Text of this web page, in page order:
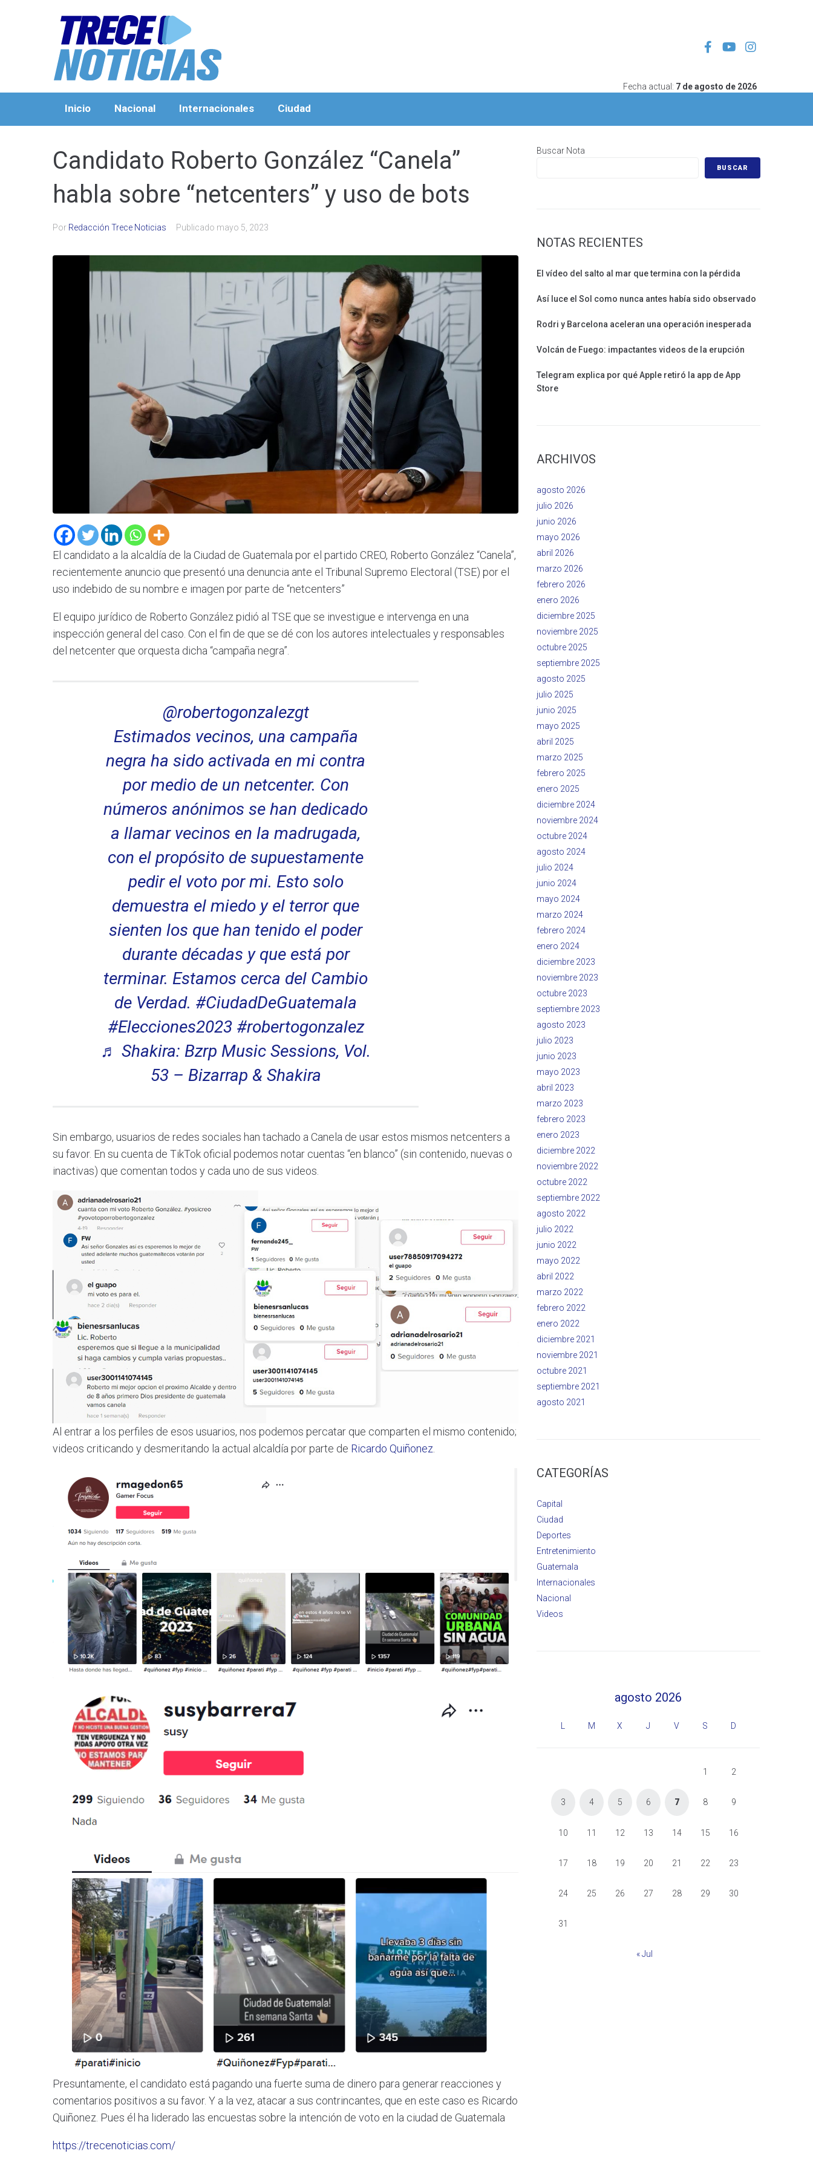
Fecha actual: 7 de agosto de 2026
Inicio Nacional Internacionales Ciudad
Candidato Roberto González “Canela”
habla sobre “netcenters” y uso de bots
Por Redacción Trece Noticias Publicado mayo 5, 2023
El candidato a la alcaldía de la Ciudad de Guatemala por el partido CREO, Roberto González “Canela”,
recientemente anuncio que presentó una denuncia ante el Tribunal Supremo Electoral (TSE) por el
uso indebido de su nombre e imagen por parte de “netcenters”
El equipo jurídico de Roberto González pidió al TSE que se investigue e intervenga en una
inspección general del caso. Con el fin de que se dé con los autores intelectuales y responsables
del netcenter que orquesta dicha “campaña negra”.
@robertogonzalezgt
Estimados vecinos, una campaña
negra ha sido activada en mi contra
por medio de un netcenter. Con
números anónimos se han dedicado
a llamar vecinos en la madrugada,
con el propósito de supuestamente
pedir el voto por mi. Esto solo
demuestra el miedo y el terror que
sienten los que han tenido el poder
durante décadas y que está por
terminar. Estamos cerca del Cambio
de Verdad. #CiudadDeGuatemala
#Elecciones2023 #robertogonzalez
♬ Shakira: Bzrp Music Sessions, Vol.
53 – Bizarrap & Shakira
Sin embargo, usuarios de redes sociales han tachado a Canela de usar estos mismos netcenters a
su favor. En su cuenta de TikTok oficial podemos notar cuentas “en blanco” (sin contenido, nuevas o
inactivas) que comentan todos y cada uno de sus videos.
Al entrar a los perfiles de esos usuarios, nos podemos percatar que comparten el mismo contenido;
videos criticando y desmeritando la actual alcaldía por parte de Ricardo Quiñonez.
Presuntamente, el candidato está pagando una fuerte suma de dinero para generar reacciones y
comentarios positivos a su favor. Y a la vez, atacar a sus contrincantes, que en este caso es Ricardo
Quiñonez. Pues él ha liderado las encuestas sobre la intención de voto en la ciudad de Guatemala
https://trecenoticias.com/
Buscar Nota
BUSCAR
NOTAS RECIENTES
El vídeo del salto al mar que termina con la pérdida
Así luce el Sol como nunca antes había sido observado
Rodri y Barcelona aceleran una operación inesperada
Volcán de Fuego: impactantes videos de la erupción
Telegram explica por qué Apple retiró la app de App
Store
ARCHIVOS
agosto 2026
julio 2026
junio 2026
mayo 2026
abril 2026
marzo 2026
febrero 2026
enero 2026
diciembre 2025
noviembre 2025
octubre 2025
septiembre 2025
agosto 2025
julio 2025
junio 2025
mayo 2025
abril 2025
marzo 2025
febrero 2025
enero 2025
diciembre 2024
noviembre 2024
octubre 2024
agosto 2024
julio 2024
junio 2024
mayo 2024
marzo 2024
febrero 2024
enero 2024
diciembre 2023
noviembre 2023
octubre 2023
septiembre 2023
agosto 2023
julio 2023
junio 2023
mayo 2023
abril 2023
marzo 2023
febrero 2023
enero 2023
diciembre 2022
noviembre 2022
octubre 2022
septiembre 2022
agosto 2022
julio 2022
junio 2022
mayo 2022
abril 2022
marzo 2022
febrero 2022
enero 2022
diciembre 2021
noviembre 2021
octubre 2021
septiembre 2021
agosto 2021
CATEGORÍAS
Capital
Ciudad
Deportes
Entretenimiento
Guatemala
Internacionales
Nacional
Videos
agosto 2026
M X J V S D
1 2
3 4 5 6 7 8 9
10 11 12 13 14 15 16
17 18 19 20 21 22 23
24 25 26 27 28 29 30
31
« Jul